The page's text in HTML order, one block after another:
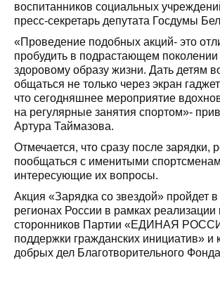
воспитанников социальных
пресс-секретарь депутата Госдумы
«Проведение подобных акций- это
пробудить в подрастающем поколении
здоровому образу жизни. Дать детям
общаться не только через экран
что сегодняшнее мероприятие
на регулярные занятия спортом»-
Артура Таймазова.
Отмечается, что сразу после зарядки,
пообщаться с именитыми
интересующие их вопросы.
Акция «Зарядка со звездой» пройдет
регионах России в рамках реализации​
сторонников​ Партии «ЕДИНАЯ
поддержки гражданских инициатив» и
добрых дел Благотворительного